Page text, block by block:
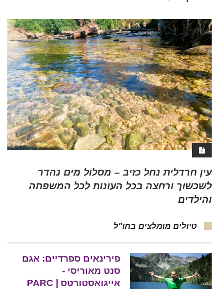
עין חרדלית נחל כזיב – מסלול מים נהדר
לשכשוך ורחצה בכל העונות לכל המשפחה
והילדים
טיולים מומלצים בחו"ל
פירינאים ספרדיים: אגם
סנט מאוריסי -
אייגואסטורטס | PARC